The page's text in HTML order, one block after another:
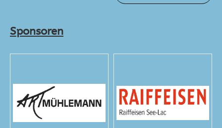
Sponsoren